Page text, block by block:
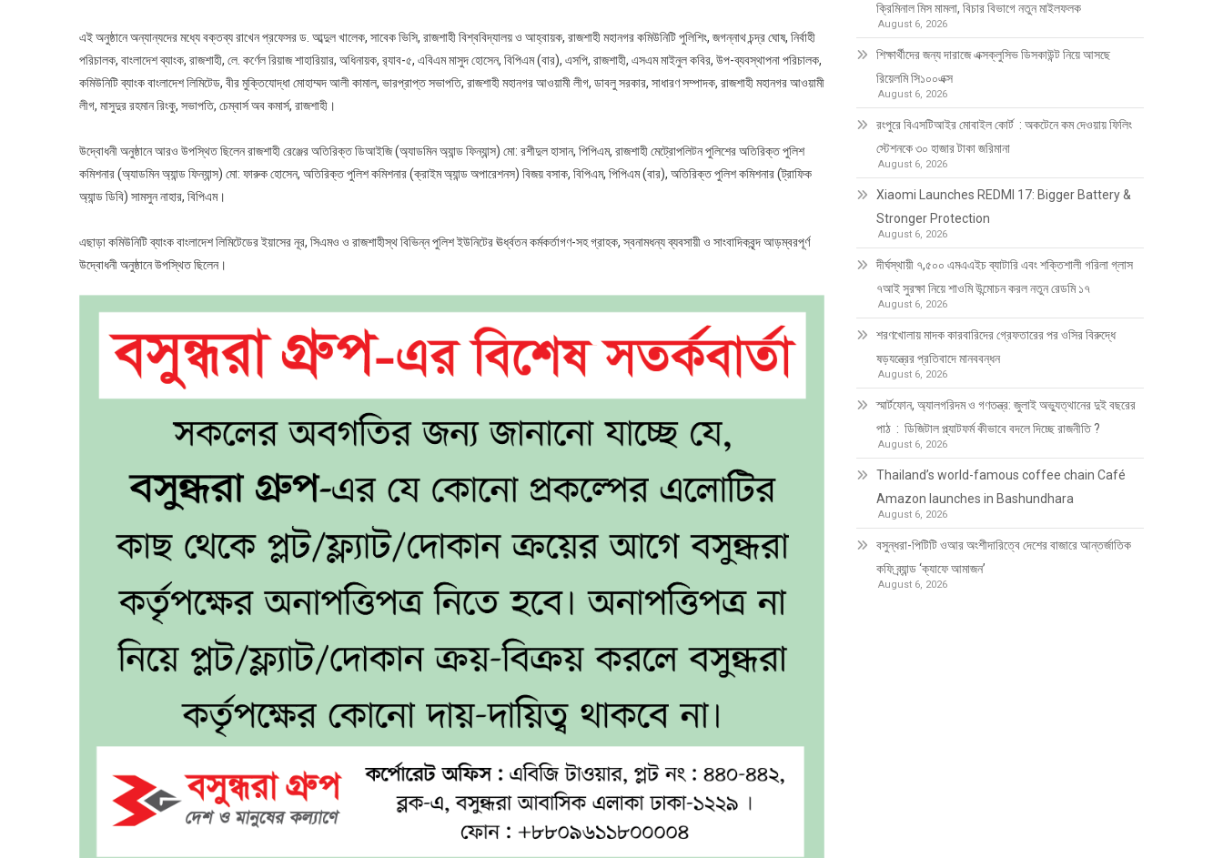
এই অনুষ্ঠানে অন্যান্যদের মধ্যে বক্তব্য রাখেন প্রফেসর ড. আব্দুল খালেক, সাবেক ভিসি, রাজশাহী বিশ্ববিদ্যালয় ও আহ্বায়ক, রাজশাহী মহানগর কমিউনিটি পুলিশিং, জগন্নাথ চন্দ্র ঘোষ, নির্বাহী
পরিচালক, বাংলাদেশ ব্যাংক, রাজশাহী, লে. কর্ণেল রিয়াজ শাহারিয়ার, অধিনায়ক, র‍্যাব-৫, এবিএম মাসুদ হোসেন, বিপিএম (বার), এসপি, রাজশাহী, এসএম মাইনুল কবির, উপ-ব্যবস্থাপনা পরিচালক,
কমিউনিটি ব্যাংক বাংলাদেশ লিমিটেড, বীর মুক্তিযোদ্ধা মোহাম্মদ আলী কামাল, ভারপ্রাপ্ত সভাপতি, রাজশাহী মহানগর আওয়ামী লীগ, ডাবলু সরকার, সাধারণ সম্পাদক, রাজশাহী মহানগর আওয়ামী
লীগ, মাসুদুর রহমান রিংকু, সভাপতি, চেম্বার্স অব কমার্স, রাজশাহী।
উদ্বোধনী অনুষ্ঠানে আরও উপস্থিত ছিলেন রাজশাহী রেঞ্জের অতিরিক্ত ডিআইজি (অ্যাডমিন অ্যান্ড ফিন্যান্স) মো: রশীদুল হাসান, পিপিএম, রাজশাহী মেট্রোপলিটন পুলিশের অতিরিক্ত পুলিশ
কমিশনার (অ্যাডমিন অ্যান্ড ফিন্যান্স) মো: ফারুক হোসেন, অতিরিক্ত পুলিশ কমিশনার (ক্রাইম অ্যান্ড অপারেশনস) বিজয় বসাক, বিপিএম, পিপিএম (বার), অতিরিক্ত পুলিশ কমিশনার (ট্রাফিক
অ্যান্ড ডিবি) সামসুন নাহার, বিপিএম।
এছাড়া কমিউনিটি ব্যাংক বাংলাদেশ লিমিটেডের ইয়াসের নূর, সিএমও ও রাজশাহীস্থ বিভিন্ন পুলিশ ইউনিটের ঊর্ধ্বতন কর্মকর্তাগণ-সহ গ্রাহক, স্বনামধন্য ব্যবসায়ী ও সাংবাদিকবৃন্দ আড়ম্বরপূর্ণ
উদ্বোধনী অনুষ্ঠানে উপস্থিত ছিলেন।
ক্রিমিনাল মিস মামলা, বিচার বিভাগে নতুন মাইলফলক
August 6, 2026
শিক্ষার্থীদের জন্য দারাজে এক্সক্লুসিভ ডিসকাউন্ট নিয়ে আসছে
রিয়েলমি সি১০০এক্স
August 6, 2026
রংপুরে বিএসটিআইর মোবাইল কোর্ট : অকটেনে কম দেওয়ায় ফিলিং
স্টেশনকে ৩০ হাজার টাকা জরিমানা
August 6, 2026
Xiaomi Launches REDMI 17: Bigger Battery &
Stronger Protection
August 6, 2026
দীর্ঘস্থায়ী ৭,৫০০ এমএএইচ ব্যাটারি এবং শক্তিশালী গরিলা গ্লাস
৭আই সুরক্ষা নিয়ে শাওমি উন্মোচন করল নতুন রেডমি ১৭
August 6, 2026
শরণখোলায় মাদক কারবারিদের গ্রেফতারের পর ওসির বিরুদ্ধে
ষড়যন্ত্রের প্রতিবাদে মানববন্ধন
August 6, 2026
স্মার্টফোন, অ্যালগরিদম ও গণতন্ত্র: জুলাই অভ্যুত্থানের দুই বছরের
পাঠ : ডিজিটাল প্ল্যাটফর্ম কীভাবে বদলে দিচ্ছে রাজনীতি ?
August 6, 2026
Thailand’s world-famous coffee chain Café
Amazon launches in Bashundhara
August 6, 2026
বসুন্ধরা-পিটিটি ওআর অংশীদারিত্বে দেশের বাজারে আন্তর্জাতিক
কফি ব্র্যান্ড ‘ক্যাফে আমাজন’
August 6, 2026